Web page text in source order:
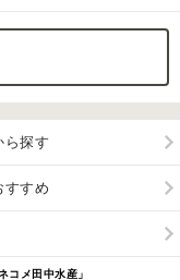
ら探す
すすめ
コメ田中水産」